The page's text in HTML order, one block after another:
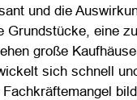
und die
Grundstücke, eine
große
sich schnell